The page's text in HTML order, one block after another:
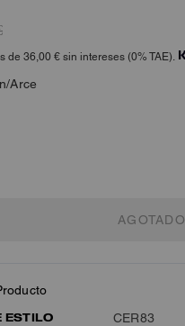
de 36,00 € sin intereses (0% TAE).
Arce
AGOTADO
ESTILO
CER83